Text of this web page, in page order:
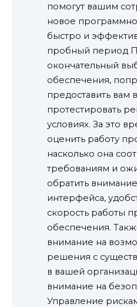
помогут вашим
новое
быстро и
пробный период
окончательный
обеспечения,
предоставить вам
протестировать
условиях. За это
оценить работу
насколько она
требованиям и
обратить
интерфейса,
скорость работы
обеспечения.
внимание на
решения с
в вашей
внимание на
Управление